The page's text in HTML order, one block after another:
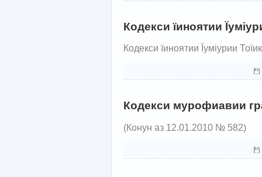
Кодекси їиноятии
Кодекси їиноятии Їуміурии
Кодекси мурофиавии
(Конун аз 12.01.2010 № 582)